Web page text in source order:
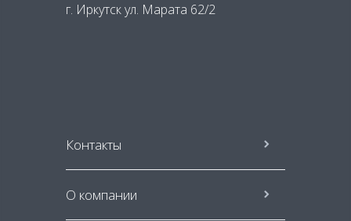
г. Иркутск ул. Марата 62/2
Контакты
О компании